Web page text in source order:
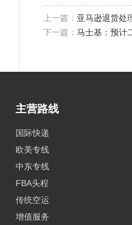
上一篇： 亚马逊退货处
下一篇： 马士基：预计
主营路线
国际快递
欧美专线
中东专线
FBA头程
传统空运
增值服务